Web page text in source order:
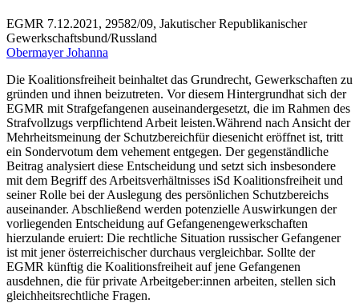
EGMR 7.12.2021, 29582/09, Jakutischer Republikanischer
Gewerkschaftsbund/Russland
Obermayer Johanna
Die Koalitionsfreiheit beinhaltet das Grundrecht, Gewerkschaften zu
gründen und ihnen beizutreten. Vor diesem Hintergrundhat sich der
EGMR mit Strafgefangenen auseinandergesetzt, die im Rahmen des
Strafvollzugs verpflichtend Arbeit leisten.Während nach Ansicht der
Mehrheitsmeinung der Schutzbereichfür diesenicht eröffnet ist, tritt
ein Sondervotum dem vehement entgegen. Der gegenständliche
Beitrag analysiert diese Entscheidung und setzt sich insbesondere
mit dem Begriff des Arbeitsverhältnisses iSd Koalitionsfreiheit und
seiner Rolle bei der Auslegung des persönlichen Schutzbereichs
auseinander. Abschließend werden potenzielle Auswirkungen der
vorliegenden Entscheidung auf Gefangenengewerkschaften
hierzulande eruiert: Die rechtliche Situation russischer Gefangener
ist mit jener österreichischer durchaus vergleichbar. Sollte der
EGMR künftig die Koalitionsfreiheit auf jene Gefangenen
ausdehnen, die für private Arbeitgeber:innen arbeiten, stellen sich
gleichheitsrechtliche Fragen.